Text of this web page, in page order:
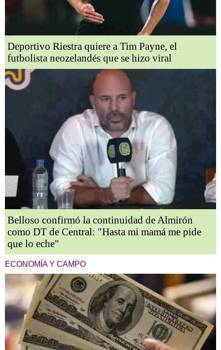
Deportivo Riestra quiere a Tim Payne, el
futbolista neozelandés que se hizo viral
Belloso confirmó la continuidad de Almirón
como DT de Central: "Hasta mi mamá me pide
que lo eche"
ECONOMÍA Y CAMPO